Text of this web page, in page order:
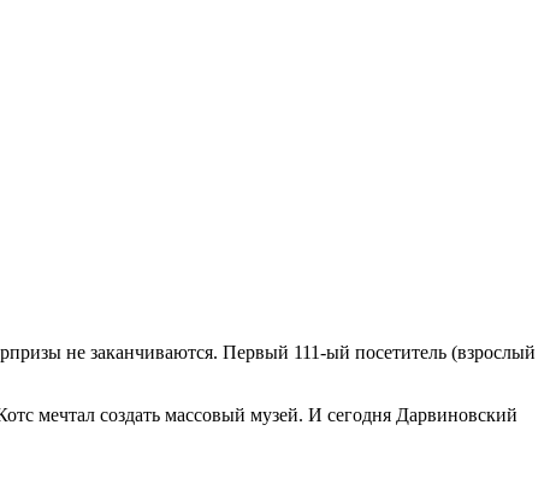
не заканчиваются. Первый 111-ый посетитель (взрослый
мечтал создать массовый музей. И сегодня Дарвиновский